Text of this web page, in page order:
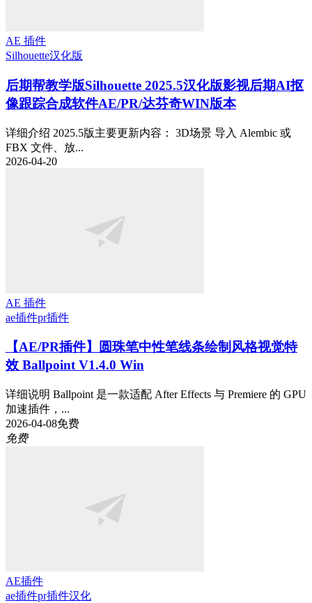
AE 插件
Silhouette汉化版
后期帮教学版Silhouette 2025.5汉化版影视后期AI抠
像跟踪合成软件AE/PR/达芬奇WIN版本
详细介绍 2025.5版主要更新内容： 3D场景 导入 Alembic 或
FBX 文件、放...
2026-04-20
AE 插件
ae插件pr插件
【AE/PR插件】圆珠笔中性笔线条绘制风格视觉特
效 Ballpoint V1.4.0 Win
详细说明 Ballpoint 是一款适配 After Effects 与 Premiere 的 GPU
加速插件，...
2026-04-08免费
免费
AE插件
ae插件pr插件汉化